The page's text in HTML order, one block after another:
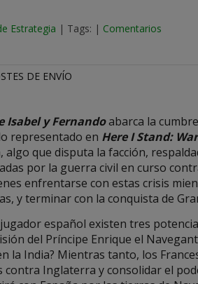
Estrategia | Tags: | Comentarios
DE ENVÍO
Isabel y Fernandoabarca la
representado en Here I Stand:
algo que disputa la facción,
por la guerra civil en curso
enfrentarse con estas crisis
y terminar con la conquista de
español existen tres
del Príncipe Enrique el
la India? Mientras tanto, los
contra Inglaterra y consolidar el